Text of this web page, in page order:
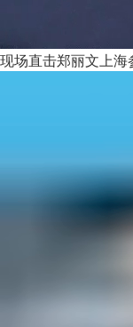
现场直击郑丽文上海